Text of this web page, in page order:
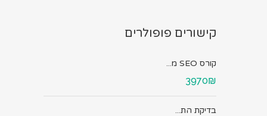
קישורים פופולרים
קורס SEO מ...
3970₪
בדיקת הת...